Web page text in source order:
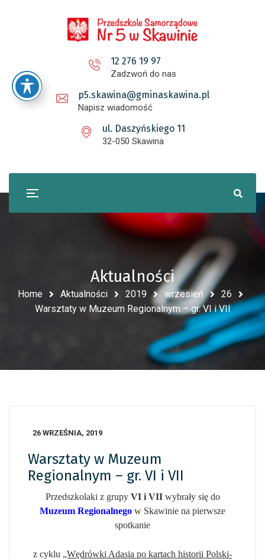
12 276 19 97
Zadzwoń do nas
p5.skawina@gminaskawina.pl
Napisz wiadomość
ul. Daszyńskiego 11
32-050 Skawina
Aktualności
Home Aktualności 2019 wrzesień
26
Warsztaty w Muzeum Regionalnym – gr. VI i VII
26 WRZEŚNIA, 2019
Warsztaty w Muzeum
Regionalnym – gr. VI i VII
Przedszkolaki z grupy VI i VIIwybrały się do
Muzeum Regionalnego w Skawinie na pierwsze
spotkanie
z cyklu „Wędrówki Adasia po kartach historii Polski-